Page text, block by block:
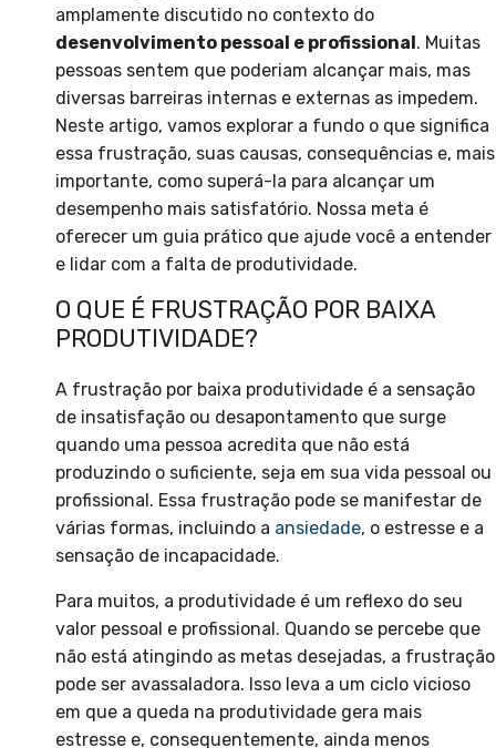
amplamente discutido no contexto do
desenvolvimento pessoal e profissional . Muitas
pessoas sentem que poderiam alcançar mais, mas
diversas barreiras internas e externas as impedem.
Neste artigo, vamos explorar a fundo o que significa
essa frustração, suas causas, consequências e, mais
importante, como superá-la para alcançar um
desempenho mais satisfatório. Nossa meta é
oferecer um guia prático que ajude você a entender
e lidar com a falta de produtividade.
O QUE É FRUSTRAÇÃO POR BAIXA
PRODUTIVIDADE?
A frustração por baixa produtividade é a sensação
de insatisfação ou desapontamento que surge
quando uma pessoa acredita que não está
produzindo o suficiente, seja em sua vida pessoal ou
profissional. Essa frustração pode se manifestar de
várias formas, incluindo a ansiedade, o estresse e a
sensação de incapacidade.
Para muitos, a produtividade é um reflexo do seu
valor pessoal e profissional. Quando se percebe que
não está atingindo as metas desejadas, a frustração
pode ser avassaladora. Isso leva a um ciclo vicioso
em que a queda na produtividade gera mais
estresse e, consequentemente, ainda menos